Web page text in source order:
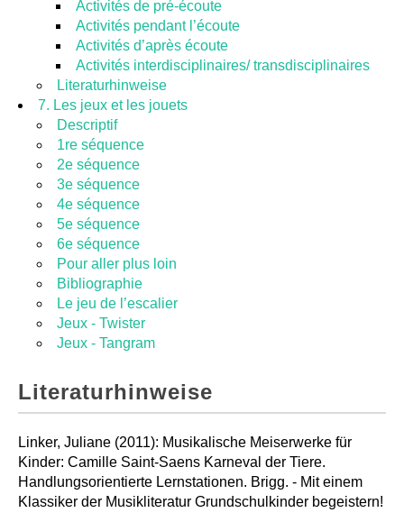
Activités de pré-écoute
Activités pendant l’écoute
Activités d’après écoute
Activités interdisciplinaires/ transdisciplinaires
Literaturhinweise
7. Les jeux et les jouets
Descriptif
1re séquence
2e séquence
3e séquence
4e séquence
5e séquence
6e séquence
Pour aller plus loin
Bibliographie
Le jeu de l’escalier
Jeux - Twister
Jeux - Tangram
Literaturhinweise
Linker, Juliane (2011): Musikalische Meiserwerke für
Kinder: Camille Saint-Saens Karneval der Tiere.
Handlungsorientierte Lernstationen. Brigg. - Mit einem
Klassiker der Musikliteratur Grundschulkinder begeistern!